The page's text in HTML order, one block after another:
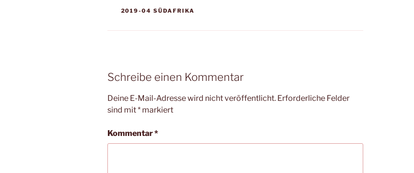
KATEGORIEN
2019-04 SÜDAFRIKA
Schreibe einen Kommentar
Deine E-Mail-Adresse wird nicht veröffentlicht. Erforderliche Felder
sind mit* markiert
Kommentar*